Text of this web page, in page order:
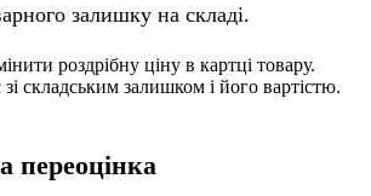
залишку на складі.
роздрібну ціну в картці товару.
складським залишком і його вартістю.
переоцінка